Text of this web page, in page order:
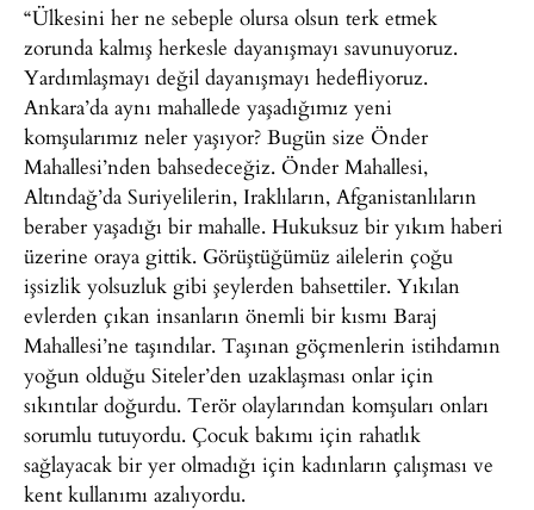
“Ülkesini her ne sebeple olursa olsun terk etmek
zorunda kalmış herkesle dayanışmayı savunuyoruz.
Yardımlaşmayı değil dayanışmayı hedefliyoruz.
Ankara’da aynı mahallede yaşadığımız yeni
komşularımız neler yaşıyor? Bugün size Önder
Mahallesi’nden bahsedeceğiz. Önder Mahallesi,
Altındağ’da Suriyelilerin, Iraklıların, Afganistanlıların
beraber yaşadığı bir mahalle. Hukuksuz bir yıkım haberi
üzerine oraya gittik. Görüştüğümüz ailelerin çoğu
işsizlik yolsuzluk gibi şeylerden bahsettiler. Yıkılan
evlerden çıkan insanların önemli bir kısmı Baraj
Mahallesi’ne taşındılar. Taşınan göçmenlerin istihdamın
yoğun olduğu Siteler’den uzaklaşması onlar için
sıkıntılar doğurdu. Terör olaylarından komşuları onları
sorumlu tutuyordu. Çocuk bakımı için rahatlık
sağlayacak bir yer olmadığı için kadınların çalışması ve
kent kullanımı azalıyordu.